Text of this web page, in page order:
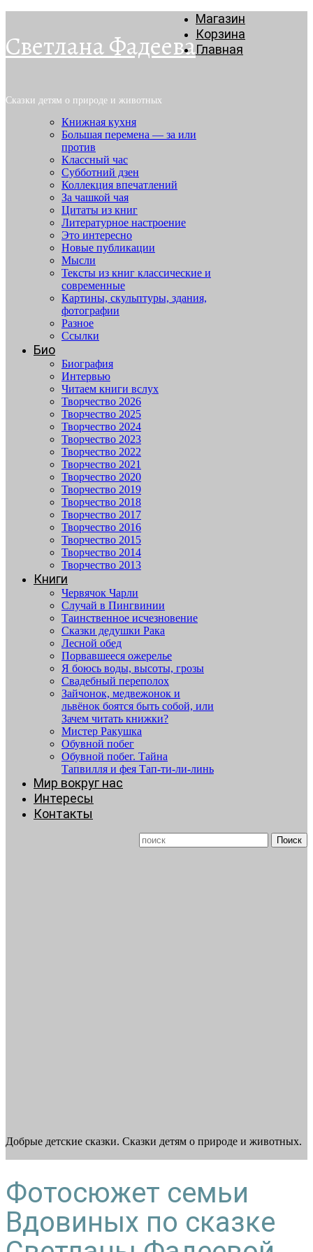
Светлана Фадеева
Сказки детям о природе и животных
Магазин
Корзина
Главная
Книжная кухня
Большая перемена — за или
против
Классный час
Субботний дзен
Коллекция впечатлений
За чашкой чая
Цитаты из книг
Литературное настроение
Это интересно
Новые публикации
Мысли
Тексты из книг классические и
современные
Картины, скульптуры, здания,
фотографии
Разное
Ссылки
Био
Биография
Интервью
Читаем книги вслух
Творчество 2026
Творчество 2025
Творчество 2024
Творчество 2023
Творчество 2022
Творчество 2021
Творчество 2020
Творчество 2019
Творчество 2018
Творчество 2017
Творчество 2016
Творчество 2015
Творчество 2014
Творчество 2013
Книги
Червячок Чарли
Случай в Пингвинии
Таинственное исчезновение
Сказки дедушки Рака
Лесной обед
Порвавшееся ожерелье
Я боюсь воды, высоты, грозы
Свадебный переполох
Зайчонок, медвежонок и
львёнок боятся быть собой, или
Зачем читать книжки?
Мистер Ракушка
Обувной побег
Обувной побег. Тайна
Тапвилля и фея Тап-ти-ли-линь
Мир вокруг нас
Интересы
Контакты
Добрые детские сказки. Сказки детям о природе и животных.
Фотосюжет семьи
Вдовиных по сказке